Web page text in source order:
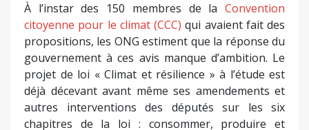
À l’instar des 150 membres de la Convention
citoyenne pour le climat (CCC) qui avaient fait des
propositions, les ONG estiment que la réponse du
gouvernement à ces avis manque d’ambition. Le
projet de loi « Climat et résilience » à l’étude est
déjà décevant avant même ses amendements et
autres interventions des députés sur les six
chapitres de la loi : consommer, produire et